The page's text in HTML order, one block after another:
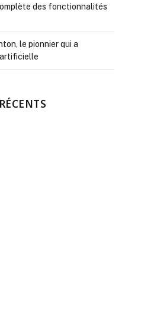
des fonctionnalités
le pionnier qui a